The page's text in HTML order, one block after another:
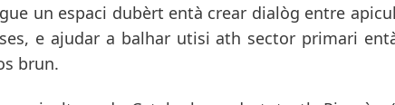
un espaci dubèrt entà crear dialòg entre
e ajudar a balhar utisi ath sector primari
brun.